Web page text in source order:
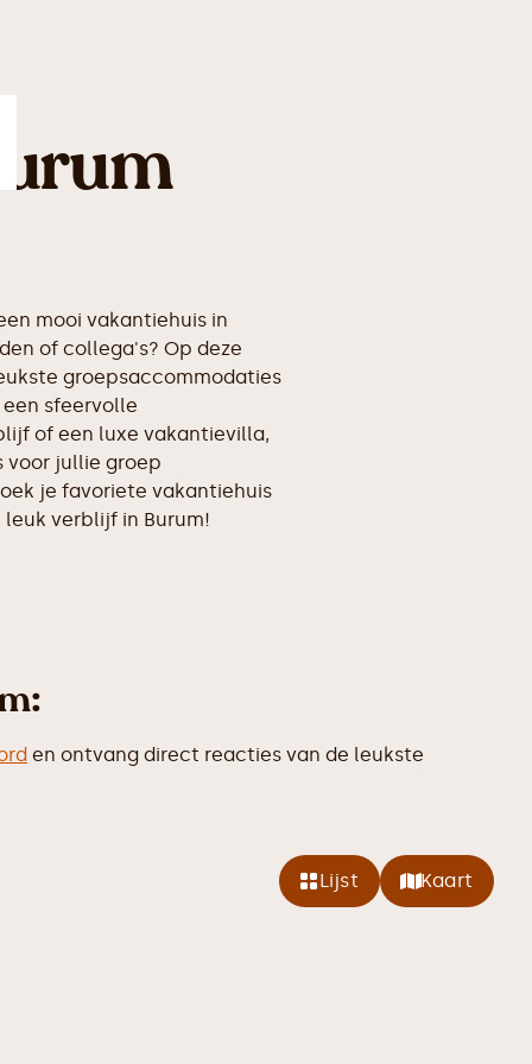
mooi vakantiehuis in
of collega's? Op deze
groepsaccommodaties
sfeervolle
of een luxe vakantievilla,
voor jullie groep
je favoriete vakantiehuis
verblijf in Burum!
en ontvang direct reacties van de leukste
Lijst Kaart